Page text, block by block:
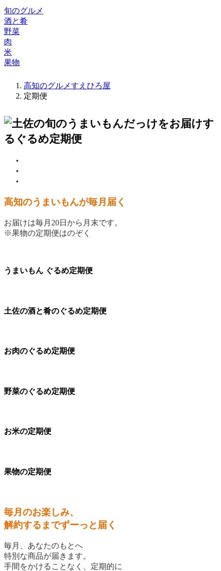
旬のグルメ
酒と肴
野菜
肉
米
果物
高知のグルメすえひろ屋
定期便
高知のうまいもんが毎月届く
お届けは毎月20日から月末です。
※果物の定期便はのぞく
うまいもん ぐるめ定期便
土佐の酒と肴のぐるめ定期便
お肉のぐるめ定期便
野菜のぐるめ定期便
お米の定期便
果物の定期便
毎月のお楽しみ、
解約するまでずーっと届く
毎月、あなたのもとへ
特別な商品が届きます。
手間をかけることなく、定期的に